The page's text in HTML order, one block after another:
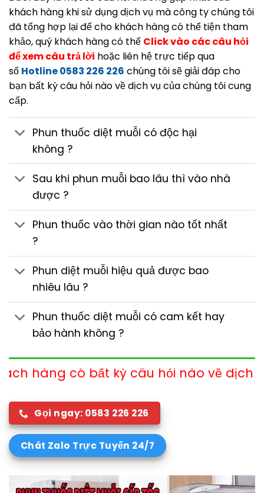
khách hàng khi sử dụng dịch vụ mà công ty chúng tôi
đã tổng hợp lại để cho khách hàng có thể tiện tham
khảo, quý khách hàng có thể Click vào các câu hỏi
để xem câu trả lời hoặc liên hệ trực tiếp qua
số Hotline 0583 226 226 chúng tôi sẽ giải đáp cho
bạn bất kỳ câu hỏi nào về dịch vụ của chúng tôi cung
cấp.
Phun thuốc diệt muỗi có độc hại
không ?
Sau khi phun muỗi bao lâu thì vào nhà
được ?
Phun thuốc vào thời gian nào tốt nhất
?
Phun diệt muỗi hiệu quả được bao
nhiêu lâu ?
Phun thuốc diệt muỗi có cam kết hay
bảo hành không ?
kỳ câu hỏi nào về dịch vụ xin vui
Gọi ngay: 0583 226 226
Chát Zalo Trực Tuyến 24/7